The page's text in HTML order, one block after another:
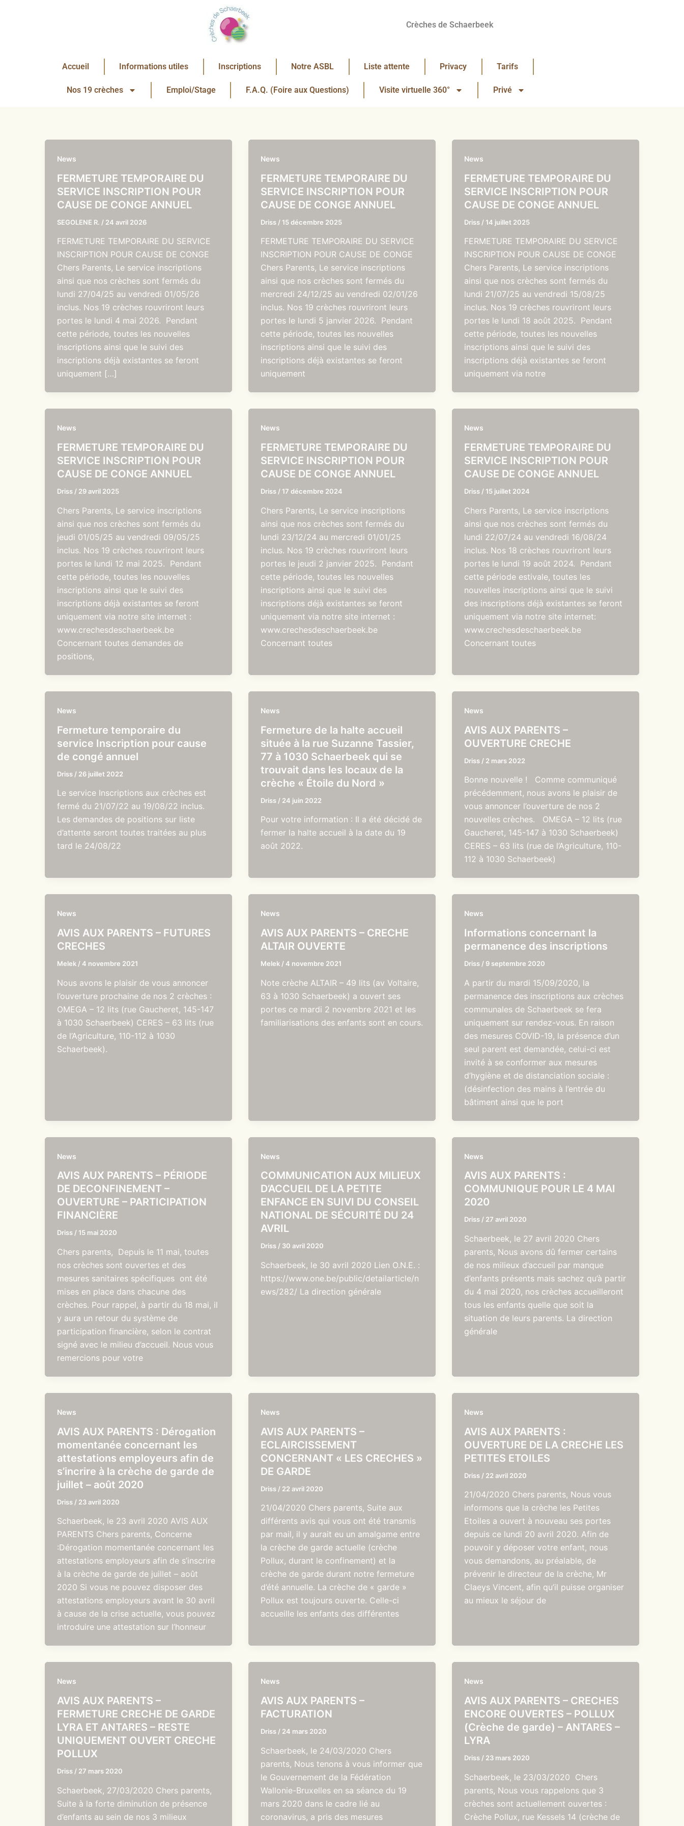
Crèches de Schaerbeek
Accueil Informations utiles Inscriptions Notre ASBL Liste attente Privacy Tarifs
Nos 19 crèches Emploi/Stage F.A.Q. (Foire aux Questions) Visite virtuelle 360° Privé
News
FERMETURE TEMPORAIRE DU
SERVICE INSCRIPTION POUR
CAUSE DE CONGE ANNUEL
SEGOLENE R. / 24 avril 2026
FERMETURE TEMPORAIRE DU SERVICE
INSCRIPTION POUR CAUSE DE CONGE
Chers Parents, Le service inscriptions
ainsi que nos crèches sont fermés du
lundi 27/04/25 au vendredi 01/05/26
inclus. Nos 19 crèches rouvriront leurs
portes le lundi 4 mai 2026. Pendant
cette période, toutes les nouvelles
inscriptions ainsi que le suivi des
inscriptions déjà existantes se feront
uniquement […]
News
FERMETURE TEMPORAIRE DU
SERVICE INSCRIPTION POUR
CAUSE DE CONGE ANNUEL
Driss / 15 décembre 2025
FERMETURE TEMPORAIRE DU SERVICE
INSCRIPTION POUR CAUSE DE CONGE
Chers Parents, Le service inscriptions
ainsi que nos crèches sont fermés du
mercredi 24/12/25 au vendredi 02/01/26
inclus. Nos 19 crèches rouvriront leurs
portes le lundi 5 janvier 2026. Pendant
cette période, toutes les nouvelles
inscriptions ainsi que le suivi des
inscriptions déjà existantes se feront
uniquement
News
FERMETURE TEMPORAIRE DU
SERVICE INSCRIPTION POUR
CAUSE DE CONGE ANNUEL
Driss / 14 juillet 2025
FERMETURE TEMPORAIRE DU SERVICE
INSCRIPTION POUR CAUSE DE CONGE
Chers Parents, Le service inscriptions
ainsi que nos crèches sont fermés du
lundi 21/07/25 au vendredi 15/08/25
inclus. Nos 19 crèches rouvriront leurs
portes le lundi 18 août 2025. Pendant
cette période, toutes les nouvelles
inscriptions ainsi que le suivi des
inscriptions déjà existantes se feront
uniquement via notre
News
FERMETURE TEMPORAIRE DU
SERVICE INSCRIPTION POUR
CAUSE DE CONGE ANNUEL
Driss / 29 avril 2025
Chers Parents, Le service inscriptions
ainsi que nos crèches sont fermés du
jeudi 01/05/25 au vendredi 09/05/25
inclus. Nos 19 crèches rouvriront leurs
portes le lundi 12 mai 2025. Pendant
cette période, toutes les nouvelles
inscriptions ainsi que le suivi des
inscriptions déjà existantes se feront
uniquement via notre site internet :
www.crechesdeschaerbeek.be
Concernant toutes demandes de
positions,
News
FERMETURE TEMPORAIRE DU
SERVICE INSCRIPTION POUR
CAUSE DE CONGE ANNUEL
Driss / 17 décembre 2024
Chers Parents, Le service inscriptions
ainsi que nos crèches sont fermés du
lundi 23/12/24 au mercredi 01/01/25
inclus. Nos 19 crèches rouvriront leurs
portes le jeudi 2 janvier 2025. Pendant
cette période, toutes les nouvelles
inscriptions ainsi que le suivi des
inscriptions déjà existantes se feront
uniquement via notre site internet :
www.crechesdeschaerbeek.be
Concernant toutes
News
FERMETURE TEMPORAIRE DU
SERVICE INSCRIPTION POUR
CAUSE DE CONGE ANNUEL
Driss / 15 juillet 2024
Chers Parents, Le service inscriptions
ainsi que nos crèches sont fermés du
lundi 22/07/24 au vendredi 16/08/24
inclus. Nos 18 crèches rouvriront leurs
portes le lundi 19 août 2024. Pendant
cette période estivale, toutes les
nouvelles inscriptions ainsi que le suivi
des inscriptions déjà existantes se feront
uniquement via notre site internet:
www.crechesdeschaerbeek.be
Concernant toutes
News
Fermeture temporaire du
service Inscription pour cause
de congé annuel
Driss / 26 juillet 2022
Le service Inscriptions aux crèches est
fermé du 21/07/22 au 19/08/22 inclus.
Les demandes de positions sur liste
d’attente seront toutes traitées au plus
tard le 24/08/22
News
Fermeture de la halte accueil
située à la rue Suzanne Tassier,
77 à 1030 Schaerbeek qui se
trouvait dans les locaux de la
crèche « Étoile du Nord »
Driss / 24 juin 2022
Pour votre information : Il a été décidé de
fermer la halte accueil à la date du 19
août 2022.
News
AVIS AUX PARENTS –
OUVERTURE CRECHE
Driss / 2 mars 2022
Bonne nouvelle ! Comme communiqué
précédemment, nous avons le plaisir de
vous annoncer l’ouverture de nos 2
nouvelles crèches. OMEGA – 12 lits (rue
Gaucheret, 145-147 à 1030 Schaerbeek)
CERES – 63 lits (rue de l’Agriculture, 110-
112 à 1030 Schaerbeek)
News
AVIS AUX PARENTS – FUTURES
CRECHES
Melek /4 novembre 2021
Nous avons le plaisir de vous annoncer
l’ouverture prochaine de nos 2 crèches :
OMEGA – 12 lits (rue Gaucheret, 145-147
à 1030 Schaerbeek) CERES – 63 lits (rue
de l’Agriculture, 110-112 à 1030
Schaerbeek).
News
AVIS AUX PARENTS – CRECHE
ALTAIR OUVERTE
Melek /4 novembre 2021
Note crèche ALTAIR – 49 lits (av Voltaire,
63 à 1030 Schaerbeek) a ouvert ses
portes ce mardi 2 novembre 2021 et les
familiarisations des enfants sont en cours.
News
Informations concernant la
permanence des inscriptions
Driss / 9 septembre 2020
A partir du mardi 15/09/2020, la
permanence des inscriptions aux crèches
communales de Schaerbeek se fera
uniquement sur rendez-vous. En raison
des mesures COVID-19, la présence d’un
seul parent est demandée, celui-ci est
invité à se conformer aux mesures
d’hygiène et de distanciation sociale :
(désinfection des mains à l’entrée du
bâtiment ainsi que le port
News
AVIS AUX PARENTS – PÉRIODE
DE DECONFINEMENT –
OUVERTURE – PARTICIPATION
FINANCIÈRE
Driss / 15 mai 2020
Chers parents, Depuis le 11 mai, toutes
nos crèches sont ouvertes et des
mesures sanitaires spécifiques ont été
mises en place dans chacune des
crèches. Pour rappel, à partir du 18 mai, il
y aura un retour du système de
participation financière, selon le contrat
signé avec le milieu d’accueil. Nous vous
remercions pour votre
News
COMMUNICATION AUX MILIEUX
D’ACCUEIL DE LA PETITE
ENFANCE EN SUIVI DU CONSEIL
NATIONAL DE SÉCURITÉ DU 24
AVRIL
Driss / 30 avril 2020
Schaerbeek, le 30 avril 2020 Lien O.N.E. :
https://www.one.be/public/detailarticle/n
ews/282/ La direction générale
News
AVIS AUX PARENTS :
COMMUNIQUE POUR LE 4 MAI
2020
Driss / 27 avril 2020
Schaerbeek, le 27 avril 2020 Chers
parents, Nous avons dû fermer certains
de nos milieux d’accueil par manque
d’enfants présents mais sachez qu’à partir
du 4 mai 2020, nos crèches accueilleront
tous les enfants quelle que soit la
situation de leurs parents. La direction
générale
News
AVIS AUX PARENTS : Dérogation
momentanée concernant les
attestations employeurs afin de
s’incrire à la crèche de garde de
juillet – août 2020
Driss / 23 avril 2020
Schaerbeek, le 23 avril 2020 AVIS AUX
PARENTS Chers parents, Concerne
:Dérogation momentanée concernant les
attestations employeurs afin de s’inscrire
à la crèche de garde de juillet – août
2020 Si vous ne pouvez disposer des
attestations employeurs avant le 30 avril
à cause de la crise actuelle, vous pouvez
introduire une attestation sur l’honneur
News
AVIS AUX PARENTS –
ECLAIRCISSEMENT
CONCERNANT « LES CRECHES »
DE GARDE
Driss / 22 avril 2020
21/04/2020 Chers parents, Suite aux
différents avis qui vous ont été transmis
par mail, il y aurait eu un amalgame entre
la crèche de garde actuelle (crèche
Pollux, durant le confinement) et la
crèche de garde durant notre fermeture
d’été annuelle. La crèche de « garde »
Pollux est toujours ouverte. Celle-ci
accueille les enfants des différentes
News
AVIS AUX PARENTS :
OUVERTURE DE LA CRECHE LES
PETITES ETOILES
Driss / 22 avril 2020
21/04/2020 Chers parents, Nous vous
informons que la crèche les Petites
Etoiles a ouvert à nouveau ses portes
depuis ce lundi 20 avril 2020. Afin de
pouvoir y déposer votre enfant, nous
vous demandons, au préalable, de
prévenir le directeur de la crèche, Mr
Claeys Vincent, afin qu’il puisse organiser
au mieux le séjour de
News
AVIS AUX PARENTS –
FERMETURE CRECHE DE GARDE
LYRA ET ANTARES – RESTE
UNIQUEMENT OUVERT CRECHE
POLLUX
Driss / 27 mars 2020
Schaerbeek, 27/03/2020 Chers parents,
Suite à la forte diminution de présence
d’enfants au sein de nos 3 milieux
News
AVIS AUX PARENTS –
FACTURATION
Driss / 24 mars 2020
Schaerbeek, le 24/03/2020 Chers
parents, Nous tenons à vous informer que
le Gouvernement de la Fédération
Wallonie-Bruxelles en sa séance du 19
mars 2020 dans le cadre lié au
coronavirus, a pris des mesures
News
AVIS AUX PARENTS – CRECHES
ENCORE OUVERTES – POLLUX
(Crèche de garde) – ANTARES –
LYRA
Driss / 23 mars 2020
Schaerbeek, le 23/03/2020 Chers
parents, Nous vous rappelons que 3
crèches sont actuellement ouvertes :
Crèche Pollux, rue Kessels 14 (crèche de